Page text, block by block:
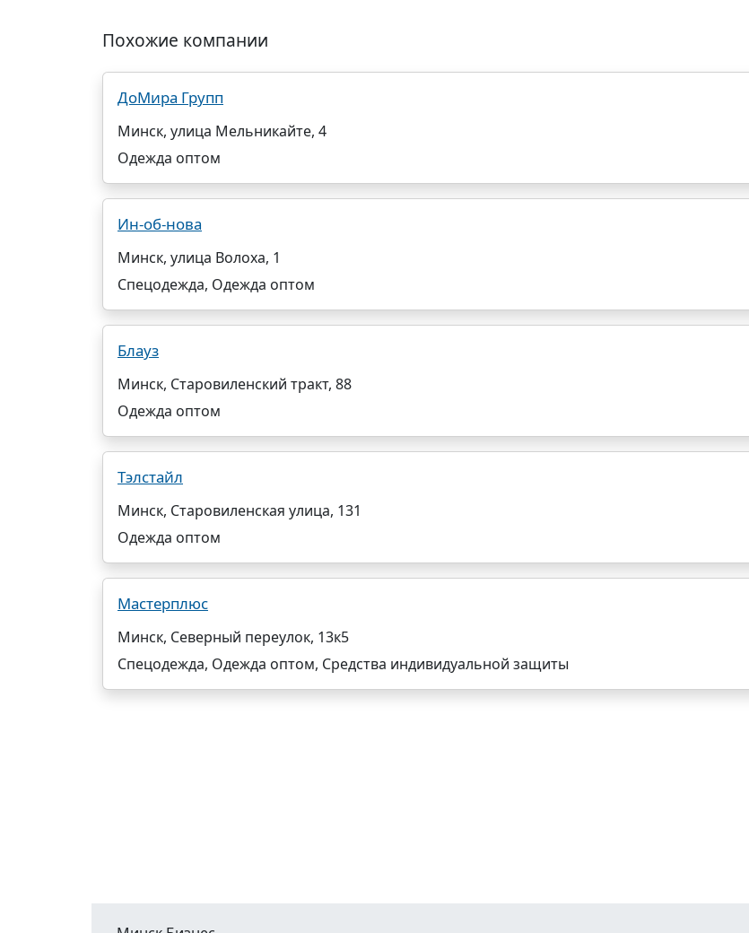
Похожие компании
ДоМира Групп
Минск, улица Мельникайте, 4
Одежда оптом
Ин-об-нова
Минск, улица Волоха, 1
Спецодежда, Одежда оптом
Блауз
Минск, Старовиленский тракт, 88
Одежда оптом
Тэлстайл
Минск, Старовиленская улица, 131
Одежда оптом
Мастерплюс
Минск, Северный переулок, 13к5
Спецодежда, Одежда оптом, Средства индивидуальной защиты